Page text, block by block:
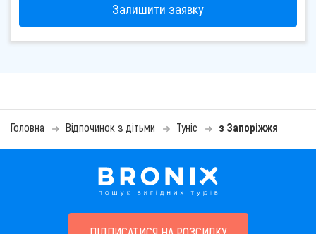
Залишити заявку
Головна Відпочинок з дітьми Туніс з Запоріжжя